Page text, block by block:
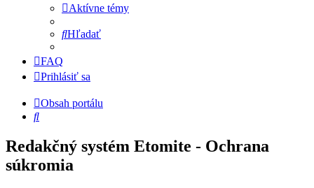
Aktívne témy
Hľadať
FAQ
Prihlásiť sa
Obsah portálu
Hľadať
Redakčný systém Etomite - Ochrana
súkromia